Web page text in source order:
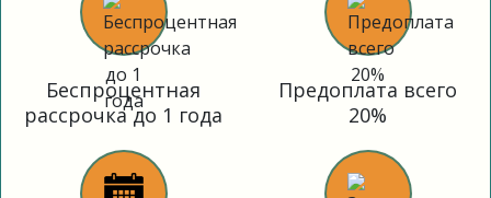
Беспроцентная
рассрочка до 1 года
Предоплата всего
20%